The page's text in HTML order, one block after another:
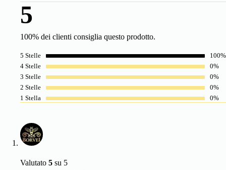
5
100% dei clienti consiglia questo prodotto.
5 Stelle
100%
4 Stelle
0%
3 Stelle
0%
2 Stelle
0%
1 Stella
0%
Valutato 5 su 5